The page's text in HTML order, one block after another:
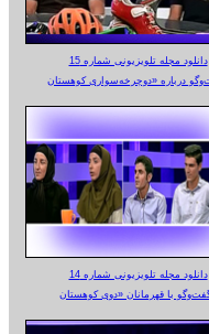
دانلود مجله تلویزیونی شماره 15
دانلود مجله تلویزیونی شماره 14